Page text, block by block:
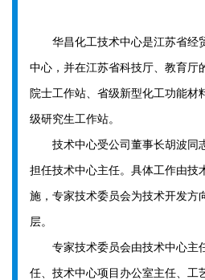
华昌化工技术中心是江苏省经
中心，并在江苏省科技厅、教育厅
院士工作站、省级新型化工功能材
级研究生工作站。
技术中心受公司董事长胡波同
担任技术中心主任。具体工作由技
施，专家技术委员会为技术开发方
层。
专家技术委员会由技术中心主
任、技术中心项目办公室主任、工